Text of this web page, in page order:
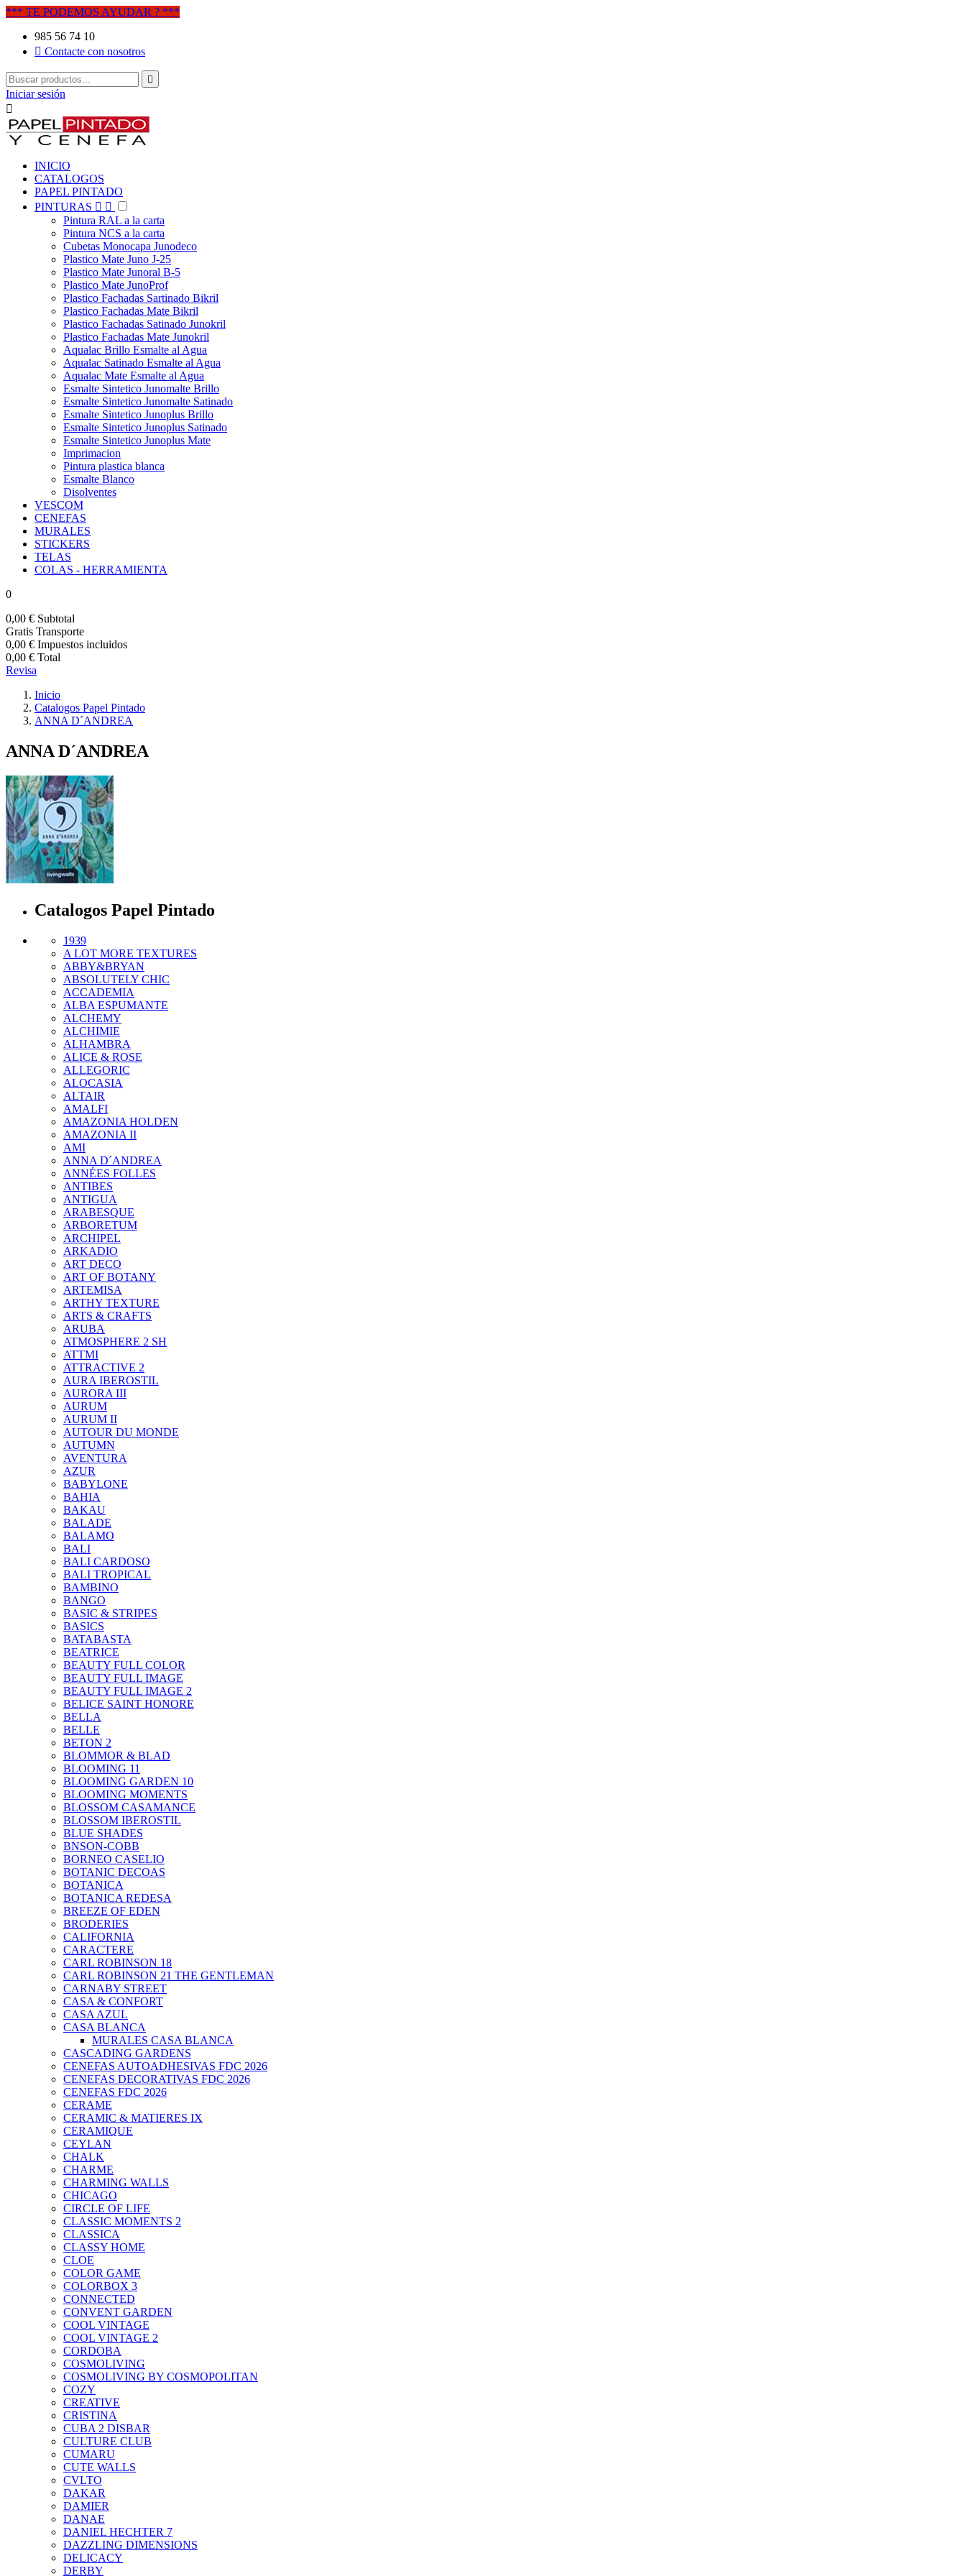
*** TE PODEMOS AYUDAR ? ***
985 56 74 10
 Contacte con nosotros

Iniciar sesión

INICIO
CATALOGOS
PAPEL PINTADO
PINTURAS  
Pintura RAL a la carta
Pintura NCS a la carta
Cubetas Monocapa Junodeco
Plastico Mate Juno J-25
Plastico Mate Junoral B-5
Plastico Mate JunoProf
Plastico Fachadas Sartinado Bikril
Plastico Fachadas Mate Bikril
Plastico Fachadas Satinado Junokril
Plastico Fachadas Mate Junokril
Aqualac Brillo Esmalte al Agua
Aqualac Satinado Esmalte al Agua
Aqualac Mate Esmalte al Agua
Esmalte Sintetico Junomalte Brillo
Esmalte Sintetico Junomalte Satinado
Esmalte Sintetico Junoplus Brillo
Esmalte Sintetico Junoplus Satinado
Esmalte Sintetico Junoplus Mate
Imprimacion
Pintura plastica blanca
Esmalte Blanco
Disolventes
VESCOM
CENEFAS
MURALES
STICKERS
TELAS
COLAS - HERRAMIENTA
0
0,00 € Subtotal
Gratis Transporte
0,00 € Impuestos incluidos
0,00 € Total
Revisa
Inicio
Catalogos Papel Pintado
ANNA D´ANDREA
ANNA D´ANDREA
Catalogos Papel Pintado
1939
A LOT MORE TEXTURES
ABBY&BRYAN
ABSOLUTELY CHIC
ACCADEMIA
ALBA ESPUMANTE
ALCHEMY
ALCHIMIE
ALHAMBRA
ALICE & ROSE
ALLEGORIC
ALOCASIA
ALTAIR
AMALFI
AMAZONIA HOLDEN
AMAZONIA II
AMI
ANNA D´ANDREA
ANNÉES FOLLES
ANTIBES
ANTIGUA
ARABESQUE
ARBORETUM
ARCHIPEL
ARKADIO
ART DECO
ART OF BOTANY
ARTEMISA
ARTHY TEXTURE
ARTS & CRAFTS
ARUBA
ATMOSPHERE 2 SH
ATTMI
ATTRACTIVE 2
AURA IBEROSTIL
AURORA III
AURUM
AURUM II
AUTOUR DU MONDE
AUTUMN
AVENTURA
AZUR
BABYLONE
BAHIA
BAKAU
BALADE
BALAMO
BALI
BALI CARDOSO
BALI TROPICAL
BAMBINO
BANGO
BASIC & STRIPES
BASICS
BATABASTA
BEATRICE
BEAUTY FULL COLOR
BEAUTY FULL IMAGE
BEAUTY FULL IMAGE 2
BELICE SAINT HONORE
BELLA
BELLE
BETON 2
BLOMMOR & BLAD
BLOOMING 11
BLOOMING GARDEN 10
BLOOMING MOMENTS
BLOSSOM CASAMANCE
BLOSSOM IBEROSTIL
BLUE SHADES
BNSON-COBB
BORNEO CASELIO
BOTANIC DECOAS
BOTANICA
BOTANICA REDESA
BREEZE OF EDEN
BRODERIES
CALIFORNIA
CARACTERE
CARL ROBINSON 18
CARL ROBINSON 21 THE GENTLEMAN
CARNABY STREET
CASA & CONFORT
CASA AZUL
CASA BLANCA
MURALES CASA BLANCA
CASCADING GARDENS
CENEFAS AUTOADHESIVAS FDC 2026
CENEFAS DECORATIVAS FDC 2026
CENEFAS FDC 2026
CERAME
CERAMIC & MATIERES IX
CERAMIQUE
CEYLAN
CHALK
CHARME
CHARMING WALLS
CHICAGO
CIRCLE OF LIFE
CLASSIC MOMENTS 2
CLASSICA
CLASSY HOME
CLOE
COLOR GAME
COLORBOX 3
CONNECTED
CONVENT GARDEN
COOL VINTAGE
COOL VINTAGE 2
CORDOBA
COSMOLIVING
COSMOLIVING BY COSMOPOLITAN
COZY
CREATIVE
CRISTINA
CUBA 2 DISBAR
CULTURE CLUB
CUMARU
CUTE WALLS
CVLTO
DAKAR
DAMIER
DANAE
DANIEL HECHTER 7
DAZZLING DIMENSIONS
DELICACY
DERBY